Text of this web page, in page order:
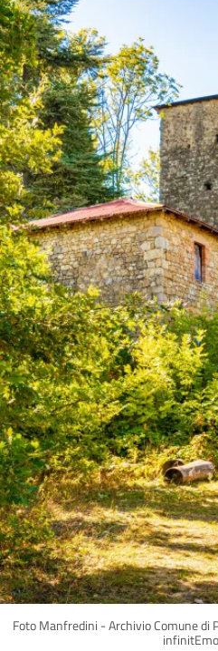
Foto Manfredini - Archivio Comune di